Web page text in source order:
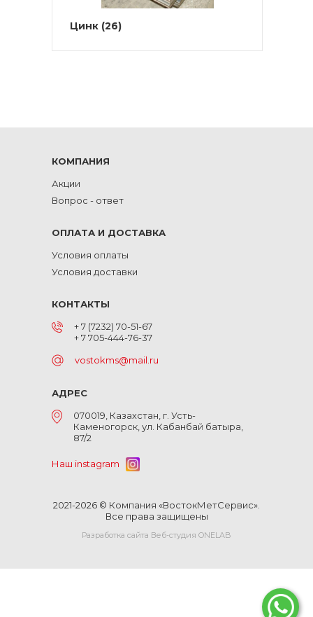
Цинк (26)
КОМПАНИЯ
Акции
Вопрос - ответ
ОПЛАТА И ДОСТАВКА
Условия оплаты
Условия доставки
КОНТАКТЫ
+ 7 (7232) 70-51-67
+ 7 705-444-76-37
vostokms@mail.ru
АДРЕС
070019, Казахстан, г. Усть-
Каменогорск, ул. Кабанбай батыра,
87/2
Наш instagram
2021-2026 © Компания «ВостокМетСервис».
Все права защищены
Разработка сайта Веб-студия ONELAB